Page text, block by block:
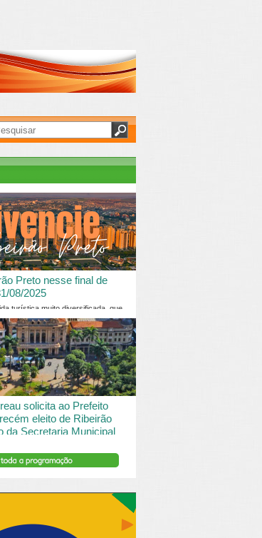
INSERIR DESCRIÇÃO DO POST/PAGINAS
Preto nesse final de
08/2025
turística muito diversificada, que
saude à contemplação de
solicita ao Prefeito
eleito de Ribeirão
da Secretaria Municipal
Convention & Visitors Bureau